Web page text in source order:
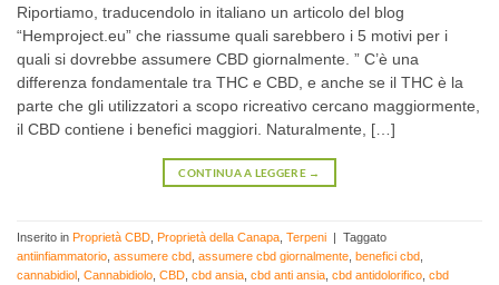
Riportiamo, traducendolo in italiano un articolo del blog
“Hemproject.eu” che riassume quali sarebbero i 5 motivi per i
quali si dovrebbe assumere CBD giornalmente. ” C’è una
differenza fondamentale tra THC e CBD, e anche se il THC è la
parte che gli utilizzatori a scopo ricreativo cercano maggiormente,
il CBD contiene i benefici maggiori. Naturalmente, […]
CONTINUA A LEGGERE →
Inserito in Proprietà CBD Proprietà della Canapa Terpeni | Taggato
antiinfiammatorio assumere cbd assumere cbd giornalmente benefici cbd
cannabidiol Cannabidiolo CBD cbd ansia cbd anti ansia cbd antidolorifico cbd